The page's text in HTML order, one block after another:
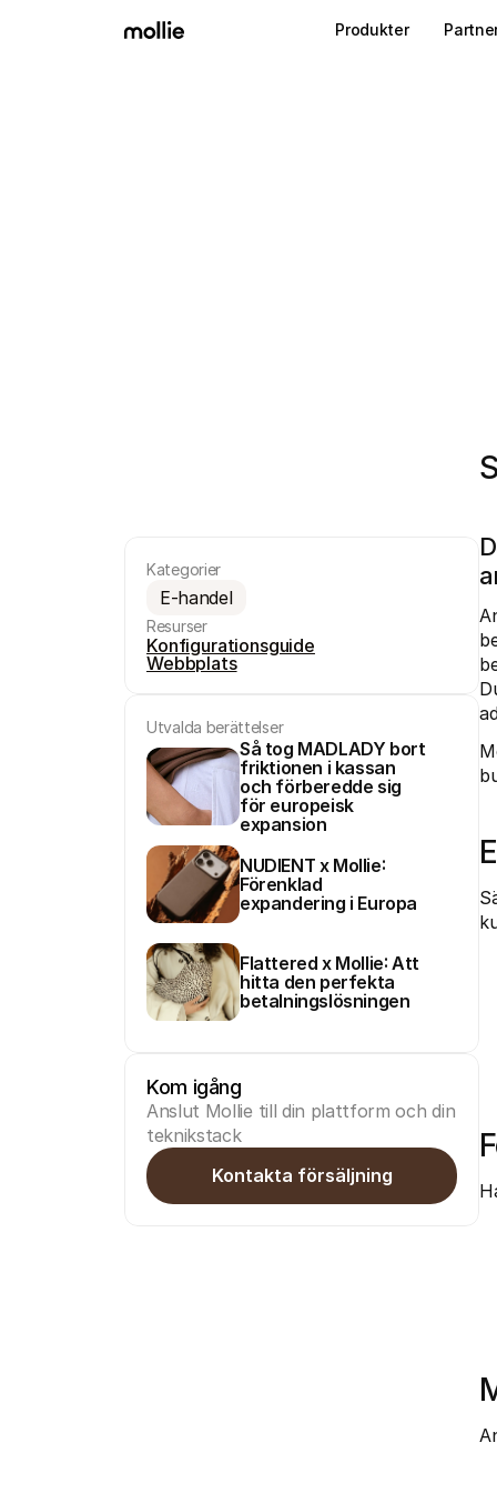
Kategorier
E-handel
Resurser
Konfigurationsguide
Webbplats
Utvalda berättelser
Så tog MADLADY bort
friktionen i kassan
och förberedde sig
för europeisk
expansion
NUDIENT x Mollie:
Förenklad
expandering i Europa
Flattered x Mollie: Att
hitta den perfekta
betalningslösningen
Kom igång
Anslut Mollie till din plattform och din
teknikstack
Kontakta försäljning
Produkter